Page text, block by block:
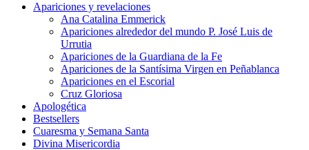
Apariciones y revelaciones
Ana Catalina Emmerick
Apariciones alrededor del mundo P. José Luis de
Urrutia
Apariciones de la Guardiana de la Fe
Apariciones de la Santísima Virgen en Peñablanca
Apariciones en el Escorial
Cruz Gloriosa
Apologética
Bestsellers
Cuaresma y Semana Santa
Divina Misericordia